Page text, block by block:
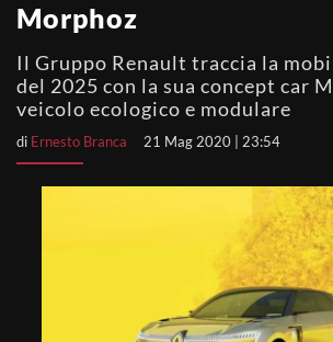
Morphoz
Il Gruppo Renault traccia la
del 2025 con la sua concept car
veicolo ecologico e modulare
di Ernesto Branca 21 Mag 2020 | 23:54